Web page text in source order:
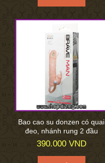
Bao cao su donzen có quai
đeo, nhánh rung 2 đầu
390.000 VND